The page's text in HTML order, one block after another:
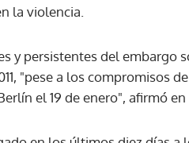
la violencia.
y persistentes del embargo
"pese a los compromisos
el 19 de enero", afirmó en